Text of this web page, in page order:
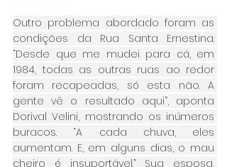
Outro problema abordado foram as
condições da Rua Santa Ernestina.
“Desde que me mudei para cá, em
1984, todas as outras ruas ao redor
foram recapeadas, só esta não. A
gente vê o resultado aqui”, aponta
Dorival Velini, mostrando os inúmeros
buracos. “A cada chuva, eles
aumentam. E, em alguns dias, o mau
cheiro é insuportável.” Sua esposa,